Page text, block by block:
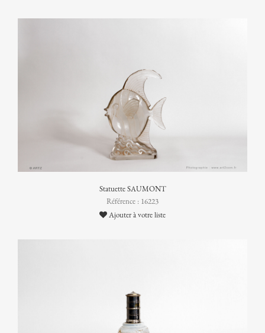
Statuette SAUMONT
Référence : 16223
Ajouter à votre liste